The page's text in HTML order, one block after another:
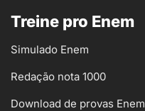
Treine pro Enem
Simulado Enem
Redação nota 1000
Download de provas Enem